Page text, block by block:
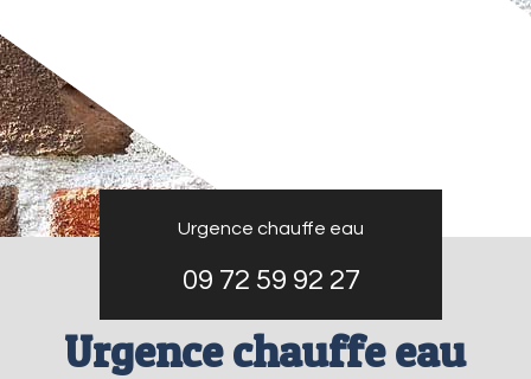
Urgence chauffe eau
09 72 59 92 27
Urgence chauffe eau